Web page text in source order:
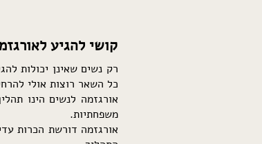
קושי להגיע
רק נשים שאינן יכולות
כל השאר רוצות אולי
אורגזמה לנשים הינו
משפחתיות.
אורגזמה דורשת הכרות